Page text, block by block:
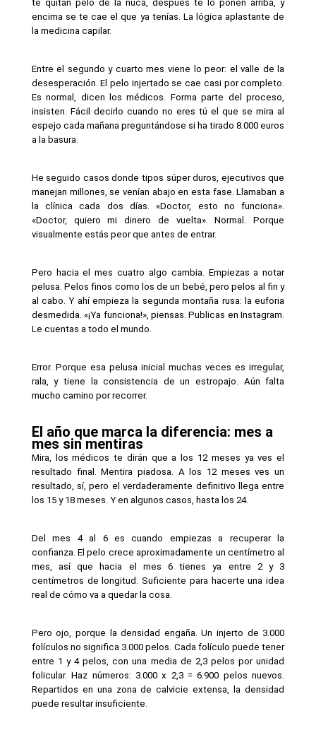
te quitan pelo de la nuca, después te lo ponen arriba, y
encima se te cae el que ya tenías. La lógica aplastante de
la medicina capilar.
Entre el segundo y cuarto mes viene lo peor: el valle de la
desesperación. El pelo injertado se cae casi por completo.
Es normal, dicen los médicos. Forma parte del proceso,
insisten. Fácil decirlo cuando no eres tú el que se mira al
espejo cada mañana preguntándose si ha tirado 8.000 euros
a la basura.
He seguido casos donde tipos súper duros, ejecutivos que
manejan millones, se venían abajo en esta fase. Llamaban a
la clínica cada dos días. «Doctor, esto no funciona».
«Doctor, quiero mi dinero de vuelta». Normal. Porque
visualmente estás peor que antes de entrar.
Pero hacia el mes cuatro algo cambia. Empiezas a notar
pelusa. Pelos finos como los de un bebé, pero pelos al fin y
al cabo. Y ahí empieza la segunda montaña rusa: la euforia
desmedida. «¡Ya funciona!», piensas. Publicas en Instagram.
Le cuentas a todo el mundo.
Error. Porque esa pelusa inicial muchas veces es irregular,
rala, y tiene la consistencia de un estropajo. Aún falta
mucho camino por recorrer.
El año que marca la diferencia: mes a
mes sin mentiras
Mira, los médicos te dirán que a los 12 meses ya ves el
resultado final. Mentira piadosa. A los 12 meses ves un
resultado, sí, pero el verdaderamente definitivo llega entre
los 15 y 18 meses. Y en algunos casos, hasta los 24.
Del mes 4 al 6 es cuando empiezas a recuperar la
confianza. El pelo crece aproximadamente un centímetro al
mes, así que hacia el mes 6 tienes ya entre 2 y 3
centímetros de longitud. Suficiente para hacerte una idea
real de cómo va a quedar la cosa.
Pero ojo, porque la densidad engaña. Un injerto de 3.000
folículos no significa 3.000 pelos. Cada folículo puede tener
entre 1 y 4 pelos, con una media de 2,3 pelos por unidad
folicular. Haz números: 3.000 x 2,3 = 6.900 pelos nuevos.
Repartidos en una zona de calvicie extensa, la densidad
puede resultar insuficiente.